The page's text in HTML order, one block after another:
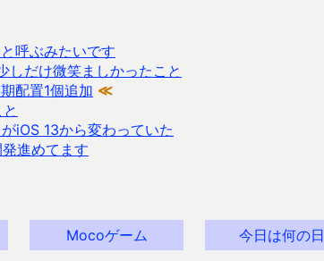
呼ぶみたいです
しだけ微笑ましかったこと
配置1個追加 ≪
iOS 13から変わっていた
進めてます
Mocoゲーム 今日は何の日